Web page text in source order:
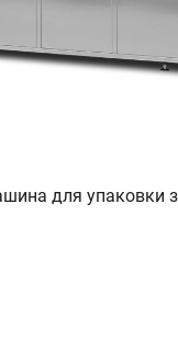
для упаковки